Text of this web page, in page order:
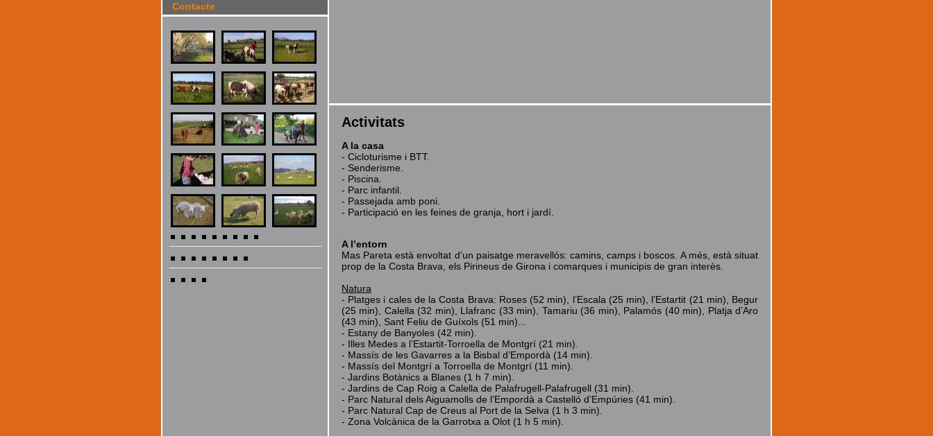
Contacte
Activitats
A la casa
- Cicloturisme i BTT.
- Senderisme.
- Piscina.
- Parc infantil.
- Passejada amb poni.
- Participació en les feines de granja, hort i jardí.
A l’entorn
Mas Pareta està envoltat d’un paisatge meravellós: camins, camps i boscos. A més, està situat
prop de la Costa Brava, els Pirineus de Girona i comarques i municipis de gran interès.
Natura
- Platges i cales de la Costa Brava: Roses (52 min), l’Escala (25 min), l’Estartit (21 min), Begur
(25 min), Calella (32 min), Llafranc (33 min), Tamariu (36 min), Palamós (40 min), Platja d’Aro
(43 min), Sant Feliu de Guíxols (51 min)...
- Estany de Banyoles (42 min).
- Illes Medes a l’Estartit-Torroella de Montgrí (21 min).
- Massís de les Gavarres a la Bisbal d’Empordà (14 min).
- Massís del Montgrí a Torroella de Montgrí (11 min).
- Jardins Botànics a Blanes (1 h 7 min).
- Jardins de Cap Roig a Calella de Palafrugell-Palafrugell (31 min).
- Parc Natural dels Aiguamolls de l’Empordà a Castelló d’Empúries (41 min).
- Parc Natural Cap de Creus al Port de la Selva (1 h 3 min).
- Zona Volcànica de la Garrotxa a Olot (1 h 5 min).